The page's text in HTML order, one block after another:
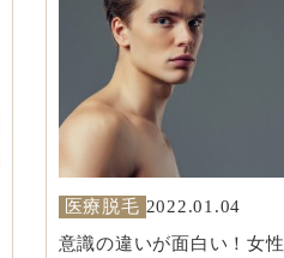
医療脱毛 2022.01.04
意識の違いが面白い！女性